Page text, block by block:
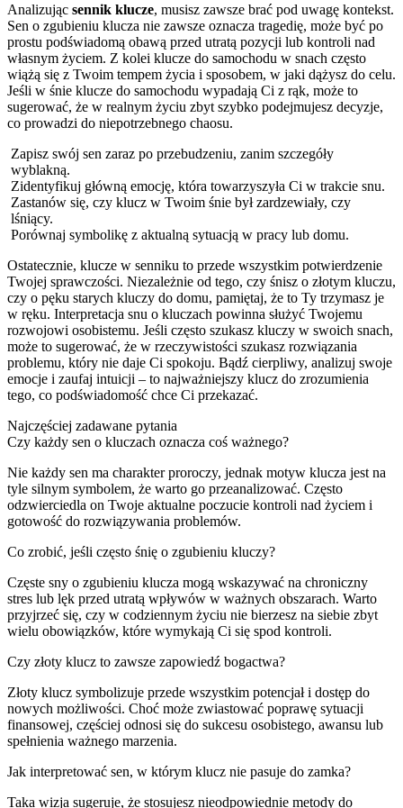
Analizując sennik klucze, musisz zawsze brać pod uwagę kontekst.
Sen o zgubieniu klucza nie zawsze oznacza tragedię, może być po
prostu podświadomą obawą przed utratą pozycji lub kontroli nad
własnym życiem. Z kolei klucze do samochodu w snach często
wiążą się z Twoim tempem życia i sposobem, w jaki dążysz do celu.
Jeśli w śnie klucze do samochodu wypadają Ci z rąk, może to
sugerować, że w realnym życiu zbyt szybko podejmujesz decyzje,
co prowadzi do niepotrzebnego chaosu.
Zapisz swój sen zaraz po przebudzeniu, zanim szczegóły
wyblakną.
Zidentyfikuj główną emocję, która towarzyszyła Ci w trakcie snu.
Zastanów się, czy klucz w Twoim śnie był zardzewiały, czy
lśniący.
Porównaj symbolikę z aktualną sytuacją w pracy lub domu.
Ostatecznie, klucze w senniku to przede wszystkim potwierdzenie
Twojej sprawczości. Niezależnie od tego, czy śnisz o złotym kluczu,
czy o pęku starych kluczy do domu, pamiętaj, że to Ty trzymasz je
w ręku. Interpretacja snu o kluczach powinna służyć Twojemu
rozwojowi osobistemu. Jeśli często szukasz kluczy w swoich snach,
może to sugerować, że w rzeczywistości szukasz rozwiązania
problemu, który nie daje Ci spokoju. Bądź cierpliwy, analizuj swoje
emocje i zaufaj intuicji – to najważniejszy klucz do zrozumienia
tego, co podświadomość chce Ci przekazać.
Najczęściej zadawane pytania
Czy każdy sen o kluczach oznacza coś ważnego?
Nie każdy sen ma charakter proroczy, jednak motyw klucza jest na
tyle silnym symbolem, że warto go przeanalizować. Często
odzwierciedla on Twoje aktualne poczucie kontroli nad życiem i
gotowość do rozwiązywania problemów.
Co zrobić, jeśli często śnię o zgubieniu kluczy?
Częste sny o zgubieniu klucza mogą wskazywać na chroniczny
stres lub lęk przed utratą wpływów w ważnych obszarach. Warto
przyjrzeć się, czy w codziennym życiu nie bierzesz na siebie zbyt
wielu obowiązków, które wymykają Ci się spod kontroli.
Czy złoty klucz to zawsze zapowiedź bogactwa?
Złoty klucz symbolizuje przede wszystkim potencjał i dostęp do
nowych możliwości. Choć może zwiastować poprawę sytuacji
finansowej, częściej odnosi się do sukcesu osobistego, awansu lub
spełnienia ważnego marzenia.
Jak interpretować sen, w którym klucz nie pasuje do zamka?
Taka wizja sugeruje, że stosujesz nieodpowiednie metody do